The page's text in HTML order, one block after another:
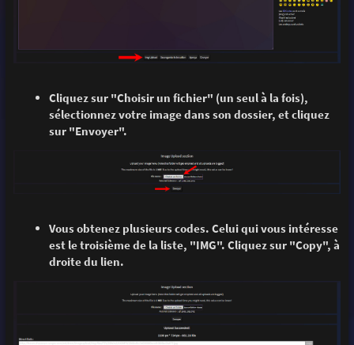
Cliquez sur "Choisir un fichier" (un seul à la fois),
sélectionnez votre image dans son dossier, et cliquez
sur "Envoyer".
Vous obtenez plusieurs codes. Celui qui vous intéresse
est le troisième de la liste, "IMG". Cliquez sur "Copy", à
droite du lien.